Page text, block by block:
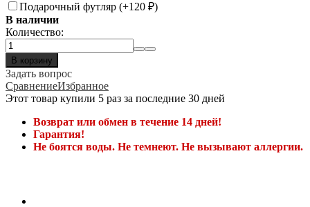
Подарочный футляр (+120 ₽)
В наличии
Количество:
В корзину
Задать вопрос
СравнениеИзбранное
Этот товар купили 5 раз за последние 30 дней
Возврат или обмен в течение 14 дней!
Гарантия!
Не боятся воды. Не темнеют. Не вызывают аллергии.